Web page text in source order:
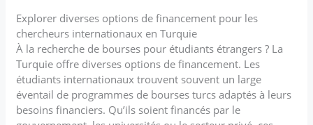
Explorer diverses options de financement pour les
chercheurs internationaux en Turquie
À la recherche de bourses pour étudiants étrangers ? La
Turquie offre diverses options de financement. Les
étudiants internationaux trouvent souvent un large
éventail de programmes de bourses turcs adaptés à leurs
besoins financiers. Qu’ils soient financés par le